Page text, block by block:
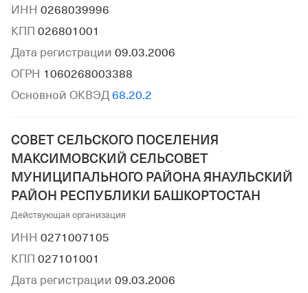
ИНН 0268039996
КПП 026801001
Дата регистрации 09.03.2006
ОГРН 1060268003388
Основной ОКВЭД 68.20.2
СОВЕТ СЕЛЬСКОГО ПОСЕЛЕНИЯ
МАКСИМОВСКИЙ СЕЛЬСОВЕТ
МУНИЦИПАЛЬНОГО РАЙОНА ЯНАУЛЬСКИЙ
РАЙОН РЕСПУБЛИКИ БАШКОРТОСТАН
Действующая организация
ИНН 0271007105
КПП 027101001
Дата регистрации 09.03.2006